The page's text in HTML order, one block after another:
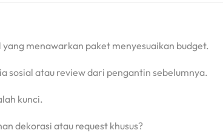
menawarkan paket menyesuaikan budget.
sosial atau review dari pengantin sebelumnya.
kunci.
dekorasi atau request khusus?